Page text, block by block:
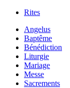
Rites
Angelus
Baptême
Bénédiction
Liturgie
Mariage
Messe
Sacrements